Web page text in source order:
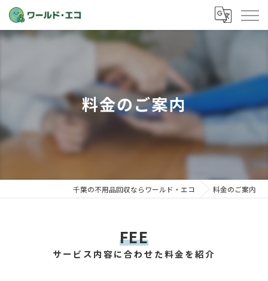
料金のご案内
千葉の不用品回収ならワールド・エコ 料金のご案内
サービス内容に合わせた料金を紹介
FEE